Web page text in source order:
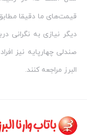
قیمت‌های ما دقیقا
دیگر نیازی به نگرانی
صندلی چهارپایه نیز
البرز مراجعه کنند.